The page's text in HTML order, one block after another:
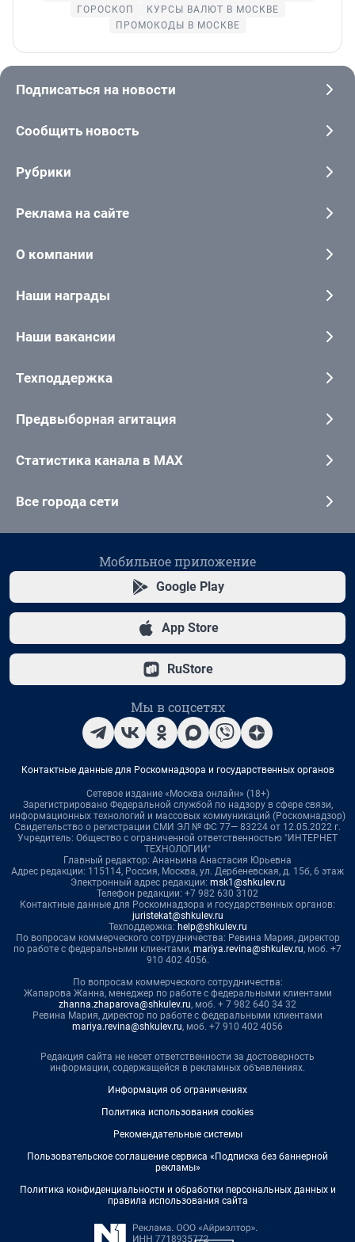
ГОРОСКОП
КУРСЫ ВАЛЮТ В МОСКВЕ
ПРОМОКОДЫ В МОСКВЕ
Подписаться на новости
Сообщить новость
Рубрики
Реклама на сайте
О компании
Наши награды
Наши вакансии
Техподдержка
Предвыборная агитация
Статистика канала в MAX
Все города сети
Мобильное приложение
Google Play
App Store
RuStore
Мы в соцсетях
Контактные данные для Роскомнадзора и государственных органов
Сетевое издание «Москва онлайн» (18+)
Зарегистрировано Федеральной службой по надзору в сфере связи,
информационных технологий и массовых коммуникаций (Роскомнадзор)
Свидетельство о регистрации СМИ ЭЛ № ФС 77— 83224 от 12.05.2022 г.
Учредитель: Общество с ограниченной ответственностью "ИНТЕРНЕТ
ТЕХНОЛОГИИ"
Главный редактор: Ананьина Анастасия Юрьевна
Адрес редакции: 115114, Россия, Москва, ул. Дербеневская, д. 15б, 6 этаж
Электронный адрес редакции: msk1@shkulev.ru
Телефон редакции: +7 982 630 3102
Контактные данные для Роскомнадзора и государственных органов:
juristekat@shkulev.ru
Техподдержка: help@shkulev.ru
По вопросам коммерческого сотрудничества: Ревина Мария, директор
по работе с федеральными клиентами, mariya.revina@shkulev.ru, моб. +7
910 402 4056.
По вопросам коммерческого сотрудничества:
Жапарова Жанна, менеджер по работе с федеральными клиентами
zhanna.zhaparova@shkulev.ru, моб. + 7 982 640 34 32
Ревина Мария, директор по работе с федеральными клиентами
mariya.revina@shkulev.ru, моб. +7 910 402 4056
Редакция сайта не несет ответственности за достоверность
информации, содержащейся в рекламных объявлениях.
Информация об ограничениях
Политика использования cookies
Рекомендательные системы
Пользовательское соглашение сервиса «Подписка без баннерной
рекламы»
Политика конфиденциальности и обработки персональных данных и
правила использования сайта